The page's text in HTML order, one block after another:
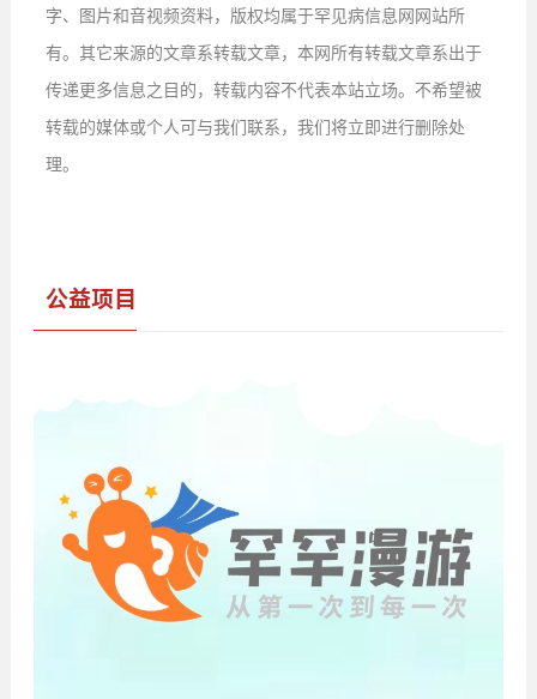
字、图片和音视频资料，版权均属于罕见病信息网网站所
有。其它来源的文章系转载文章，本网所有转载文章系出于
传递更多信息之目的，转载内容不代表本站立场。不希望被
转载的媒体或个人可与我们联系，我们将立即进行删除处
理。
公益项目